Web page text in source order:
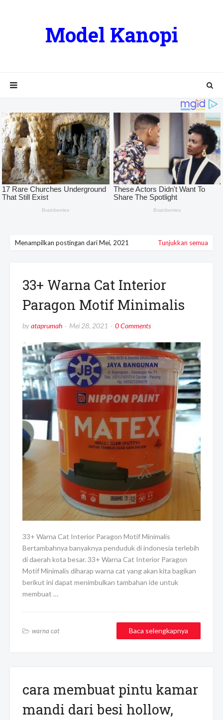
Model Kanopi
Menampilkan postingan dari Mei, 2021 Tunjukkan semua
33+ Warna Cat Interior
Paragon Motif Minimalis
byataprumah Mei 28, 2021 0 Comments
33+ Warna Cat Interior Paragon Motif Minimalis
Bertambahnya banyaknya penduduk di indonesia terlebih
di daerah kota besar. 33+ Warna Cat Interior Paragon
Motif Minimalis diharap warna cat yang akan kita bagikan
berikut ini dapat menimbulkan tambahan ide untuk
membuat …
warna cat Baca selengkapnya
cara membuat pintu kamar
mandi dari besi hollow,